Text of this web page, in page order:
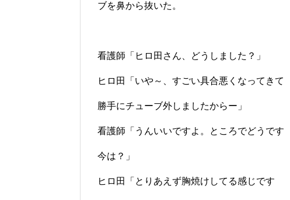
ブを鼻から抜いた。
看護師「ヒロ田さん、どうしました？」
ヒロ田「いや～、すごい具合悪くなってきて
勝手にチューブ外しましたからー」
看護師「うんいいですよ。ところでどうです
今は？」
ヒロ田「とりあえず胸焼けしてる感じです